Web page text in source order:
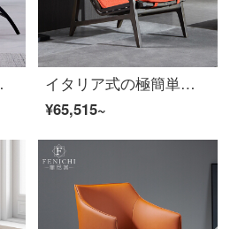
意味は極めてシンプルです。
イタリア式の極簡単な寝椅子白蝋の木のソファーと赤い布芸レジャーチェア現代シンプルなデザイナーの家具
¥65,515~